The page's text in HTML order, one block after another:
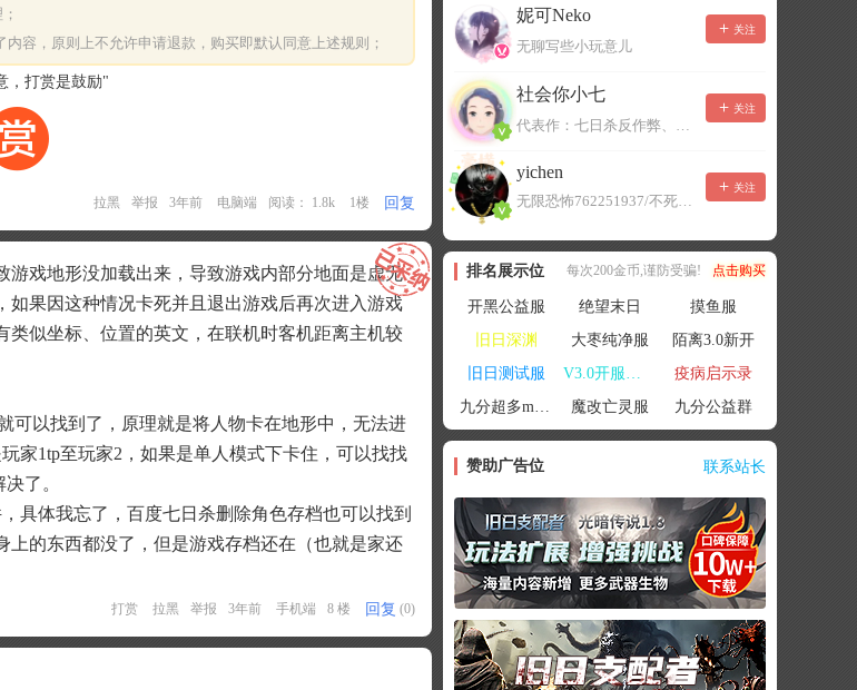
容，原则上不允许申请退款，购买即默认同意上述规则；
，打赏是鼓励"
拉黑 举报 3年前 电脑端 阅读： 1.8k 1楼 回复
戏地形没加载出来，导致游戏内部分地面是虚无
果因这种情况卡死并且退出游戏后再次进入游戏
似坐标、位置的英文，在联机时客机距离主机较
可以找到了，原理就是将人物卡在地形中，无法进
家1tp至玩家2，如果是单人模式下卡住，可以找找
了。
具体我忘了，百度七日杀删除角色存档也可以找到
的东西都没了，但是游戏存档还在（也就是家还
打赏 拉黑 举报 3年前 手机端 8 楼 回复 (0)
妮可Neko
无聊写些小玩意儿
关注
社会你小七
代表作：七日杀反作弊、七日杀云黑、七日杀BOT、七日杀云商城
关注
yichen
无限恐怖762251937/不死者末日1080207504
关注
排名展示位 每次200金币,谨防受骗! 点击购买
开黑公益服 绝望末日
摸鱼服
旧日深渊
大枣纯净服
陌离3.0新开
旧日测试服
V3.0开服联机
疫病启示录
九分超多mod群
魔改亡灵服 九分公益群
赞助广告位 联系站长